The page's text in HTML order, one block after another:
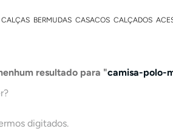
CALÇAS BERMUDAS CASACOS CALÇADOS
resultado para "camisa-polo-
digitados.